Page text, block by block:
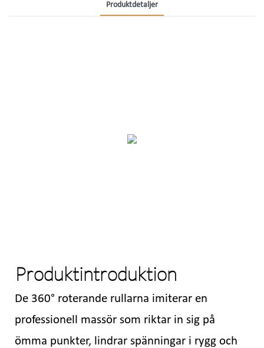
Produktdetaljer
Produktintroduktion
De 360° roterande rullarna imiterar en
professionell massör som riktar in sig på
ömma punkter, lindrar spänningar i rygg och